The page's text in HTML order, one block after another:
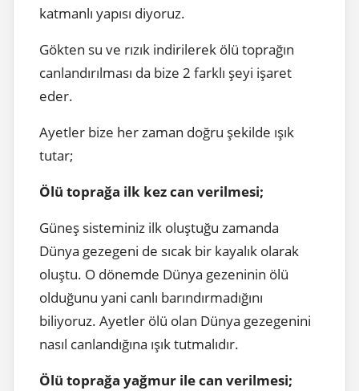
katmanlı yapısı diyoruz.
Gökten su ve rızık indirilerek ölü toprağın
canlandırılması da bize 2 farklı şeyi işaret
eder.
Ayetler bize her zaman doğru şekilde ışık
tutar;
Ölü toprağa ilk kez can verilmesi;
Güneş sisteminiz ilk oluştuğu zamanda
Dünya gezegeni de sıcak bir kayalık olarak
oluştu. O dönemde Dünya gezeninin ölü
olduğunu yani canlı barındırmadığını
biliyoruz. Ayetler ölü olan Dünya gezegenini
nasıl canlandığına ışık tutmalıdır.
Ölü toprağa yağmur ile can verilmesi;